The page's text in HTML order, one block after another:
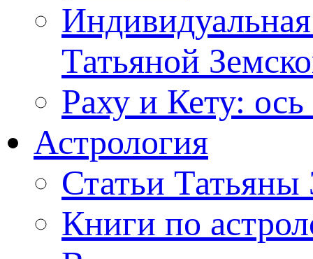
Татьяной
Раху и Кету:
Астрология
Статьи Татьяны
Книги по